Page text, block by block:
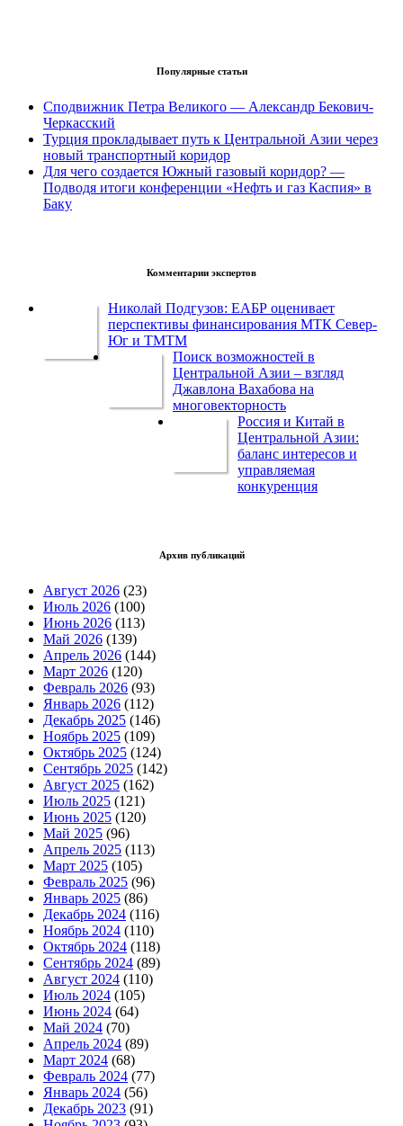
Популярные статьи
Сподвижник Петра Великого — Александр Бекович-
Черкасский
Турция прокладывает путь к Центральной Азии через
новый транспортный коридор
Для чего создается Южный газовый коридор? —
Подводя итоги конференции «Нефть и газ Каспия» в
Баку
Комментарии экспертов
Николай Подгузов: ЕАБР оценивает
перспективы финансирования МТК Север-
Юг и ТМТМ
Поиск возможностей в
Центральной Азии – взгляд
Джавлона Вахабова на
многовекторность
Россия и Китай в
Центральной Азии:
баланс интересов и
управляемая
конкуренция
Архив публикаций
Август 2026 (23)
Июль 2026 (100)
Июнь 2026 (113)
Май 2026 (139)
Апрель 2026 (144)
Март 2026 (120)
Февраль 2026 (93)
Январь 2026 (112)
Декабрь 2025 (146)
Ноябрь 2025 (109)
Октябрь 2025 (124)
Сентябрь 2025 (142)
Август 2025 (162)
Июль 2025 (121)
Июнь 2025 (120)
Май 2025 (96)
Апрель 2025 (113)
Март 2025 (105)
Февраль 2025 (96)
Январь 2025 (86)
Декабрь 2024 (116)
Ноябрь 2024 (110)
Октябрь 2024 (118)
Сентябрь 2024 (89)
Август 2024 (110)
Июль 2024 (105)
Июнь 2024 (64)
Май 2024 (70)
Апрель 2024 (89)
Март 2024 (68)
Февраль 2024 (77)
Январь 2024 (56)
Декабрь 2023 (91)